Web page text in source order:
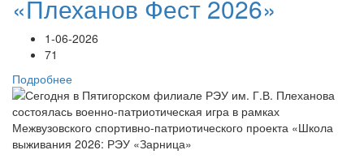
«Плеханов Фест 2026»
1-06-2026
71
Подробнее